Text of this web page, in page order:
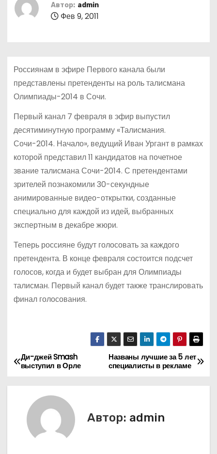
Автор: admin
Фев 9, 2011
Россиянам в эфире Первого канала были
представлены претенденты на роль талисмана
Олимпиады-2014 в Сочи.
Первый канал 7 февраля в эфир выпустил
десятиминутную программу «Талисмания.
Сочи-2014. Начало», ведущий Иван Ургант в рамках
которой представил 11 кандидатов на почетное
звание талисмана Сочи-2014. С претендентами
зрителей познакомили 30-секундные
анимированные видео-открытки, созданные
специально для каждой из идей, выбранных
экспертным в декабре жюри.
Теперь россияне будут голосовать за каждого
претендента. В конце февраля состоится подсчет
голосов, когда и будет выбран для Олимпиады
талисман. Первый канал будет также транслировать
финал голосования.
Н
а
Названы лучшие за 5 лет
специалисты в рекламе
Ди-джей Smash
выступил в Орле
Автор: admin